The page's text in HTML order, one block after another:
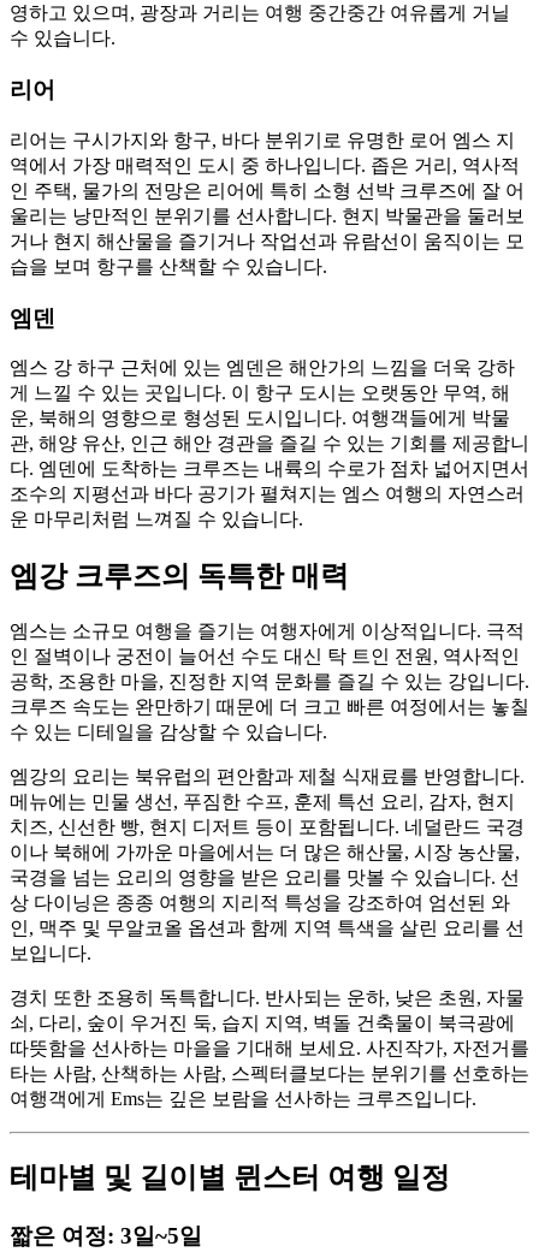
영하고 있으며, 광장과 거리는 여행 중간중간 여유롭게 거닐
수 있습니다.
리어
리어는 구시가지와 항구, 바다 분위기로 유명한 로어 엠스 지
역에서 가장 매력적인 도시 중 하나입니다. 좁은 거리, 역사적
인 주택, 물가의 전망은 리어에 특히 소형 선박 크루즈에 잘 어
울리는 낭만적인 분위기를 선사합니다. 현지 박물관을 둘러보
거나 현지 해산물을 즐기거나 작업선과 유람선이 움직이는 모
습을 보며 항구를 산책할 수 있습니다.
엠덴
엠스 강 하구 근처에 있는 엠덴은 해안가의 느낌을 더욱 강하
게 느낄 수 있는 곳입니다. 이 항구 도시는 오랫동안 무역, 해
운, 북해의 영향으로 형성된 도시입니다. 여행객들에게 박물
관, 해양 유산, 인근 해안 경관을 즐길 수 있는 기회를 제공합니
다. 엠덴에 도착하는 크루즈는 내륙의 수로가 점차 넓어지면서
조수의 지평선과 바다 공기가 펼쳐지는 엠스 여행의 자연스러
운 마무리처럼 느껴질 수 있습니다.
엠강 크루즈의 독특한 매력
엠스는 소규모 여행을 즐기는 여행자에게 이상적입니다. 극적
인 절벽이나 궁전이 늘어선 수도 대신 탁 트인 전원, 역사적인
공학, 조용한 마을, 진정한 지역 문화를 즐길 수 있는 강입니다.
크루즈 속도는 완만하기 때문에 더 크고 빠른 여정에서는 놓칠
수 있는 디테일을 감상할 수 있습니다.
엠강의 요리는 북유럽의 편안함과 제철 식재료를 반영합니다.
메뉴에는 민물 생선, 푸짐한 수프, 훈제 특선 요리, 감자, 현지
치즈, 신선한 빵, 현지 디저트 등이 포함됩니다. 네덜란드 국경
이나 북해에 가까운 마을에서는 더 많은 해산물, 시장 농산물,
국경을 넘는 요리의 영향을 받은 요리를 맛볼 수 있습니다. 선
상 다이닝은 종종 여행의 지리적 특성을 강조하여 엄선된 와
인, 맥주 및 무알코올 옵션과 함께 지역 특색을 살린 요리를 선
보입니다.
경치 또한 조용히 독특합니다. 반사되는 운하, 낮은 초원, 자물
쇠, 다리, 숲이 우거진 둑, 습지 지역, 벽돌 건축물이 북극광에
따뜻함을 선사하는 마을을 기대해 보세요. 사진작가, 자전거를
타는 사람, 산책하는 사람, 스펙터클보다는 분위기를 선호하는
여행객에게 Ems는 깊은 보람을 선사하는 크루즈입니다.
테마별 및 길이별 뮌스터 여행 일정
짧은 여정: 3일~5일